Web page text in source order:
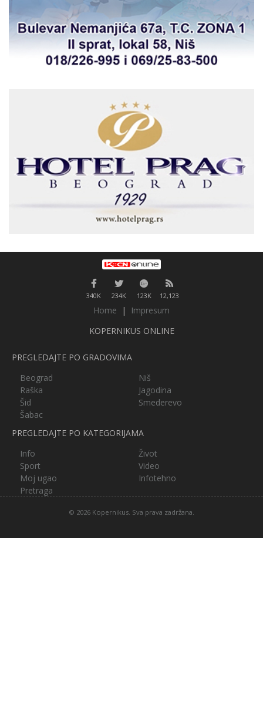
340K 234K 123K 12,123
Home |
Impresum
KOPERNIKUS ONLINE
PREGLEDAJTE PO GRADOVIMA
Beograd
Niš
Raška
Jagodina
Šid
Smederevo
Šabac
PREGLEDAJTE PO KATEGORIJAMA
Info
Život
Sport
Video
Moj ugao
Infotehno
Pretraga
© 2026 Kopernikus. Sva prava zadržana.